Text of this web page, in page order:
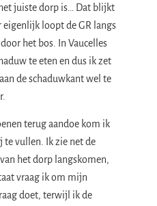
juiste dorp is… Dat blijkt
loopt de GR langs
het bos. In Vaucelles
te eten en dus ik zet
de schaduwkant wel te
terug aandoe kom ik
te vullen. Ik zie net de
het dorp langskomen,
vraag ik om mijn
doet, terwijl ik de